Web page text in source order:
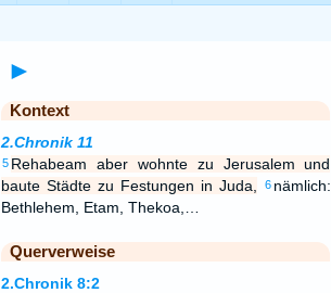
►
Kontext
2.Chronik 11
5 Rehabeam aber wohnte zu Jerusalem und
baute Städte zu Festungen in Juda,
6 nämlich:
Bethlehem, Etam, Thekoa,…
Querverweise
2.Chronik 8:2